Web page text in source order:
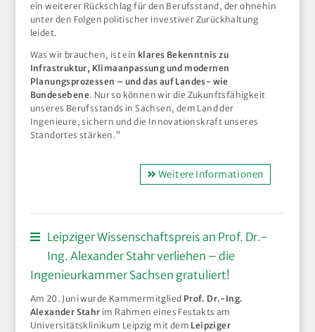
ein weiterer Rückschlag für den Berufsstand, der ohnehin
unter den Folgen politischer investiver Zurückhaltung
leidet.
Was wir brauchen, ist ein klares Bekenntnis zu
Infrastruktur, Klimaanpassung und modernen
Planungsprozessen – und das auf Landes- wie
Bundesebene. Nur so können wir die Zukunftsfähigkeit
unseres Berufsstands in Sachsen, dem Land der
Ingenieure, sichern und die Innovationskraft unseres
Standortes stärken.”
Weitere Informationen
Leipziger Wissenschaftspreis an Prof. Dr.-
Ing. Alexander Stahr verliehen – die
Ingenieurkammer Sachsen gratuliert!
Am 20. Juni wurde Kammermitglied Prof. Dr.-Ing.
Alexander Stahr im Rahmen eines Festakts am
Universitätsklinikum Leipzig mit dem Leipziger